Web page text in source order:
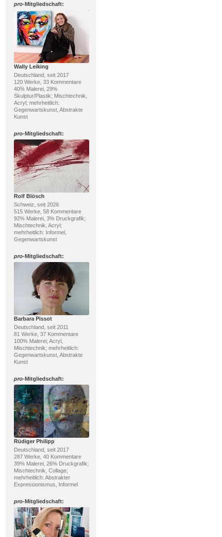
pro-Mitgliedschaft:
Wally Leiking
Deutschland, seit 2017
120 Werke, 33 Kommentare
40% Malerei, 29%
Skulptur/Plastik; Mischtechnik,
Acryl; mehrheitlich:
Gegenwartskunst, Abstrakte
Kunst
pro-Mitgliedschaft:
Rolf Blösch
Schweiz, seit 2026
515 Werke, 58 Kommentare
92% Malerei, 3% Druckgrafik;
Mischtechnik, Acryl;
mehrheitlich: Informel,
Gegenwartskunst
pro-Mitgliedschaft:
Barbara Pissot
Deutschland, seit 2011
81 Werke, 37 Kommentare
100% Malerei; Acryl,
Mischtechnik; mehrheitlich:
Gegenwartskunst, Abstrakte
Kunst
pro-Mitgliedschaft:
Rüdiger Philipp
Deutschland, seit 2017
287 Werke, 40 Kommentare
39% Malerei, 26% Druckgrafik;
Mischtechnik, Collage;
mehrheitlich: Abstrakter
Expressionismus, Informel
pro-Mitgliedschaft: